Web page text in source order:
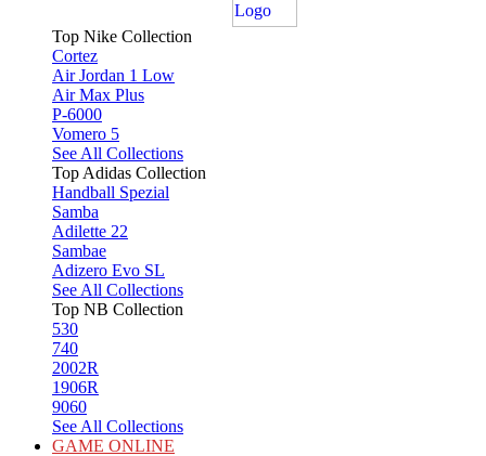
Top Nike Collection
Cortez
Air Jordan 1 Low
Air Max Plus
P-6000
Vomero 5
See All Collections
Top Adidas Collection
Handball Spezial
Samba
Adilette 22
Sambae
Adizero Evo SL
See All Collections
Top NB Collection
530
740
2002R
1906R
9060
See All Collections
GAME ONLINE